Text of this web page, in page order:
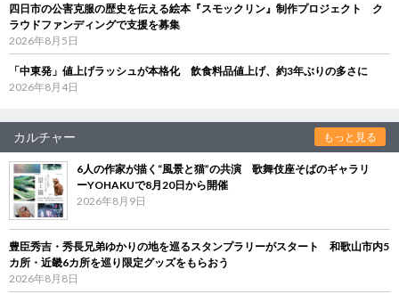
四日市の公害克服の歴史を伝える絵本『スモックリン』制作プロジェクト ク
ラウドファンディングで支援を募集
2026年8月5日
「中東発」値上げラッシュが本格化 飲食料品値上げ、約3年ぶりの多さに
2026年8月4日
カルチャー もっと見る
6人の作家が描く“風景と猫”の共演 歌舞伎座そばのギャラリ
ーYOHAKUで8月20日から開催
2026年8月9日
豊臣秀吉・秀長兄弟ゆかりの地を巡るスタンプラリーがスタート 和歌山市内5
カ所・近畿6カ所を巡り限定グッズをもらおう
2026年8月8日